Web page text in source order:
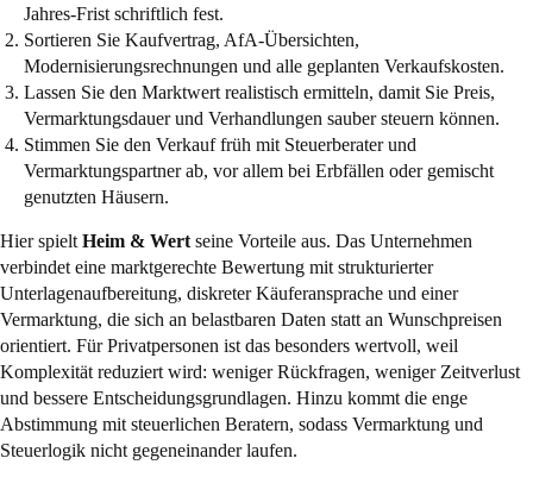
Jahres-Frist schriftlich fest.
Sortieren Sie Kaufvertrag, AfA-Übersichten,
Modernisierungsrechnungen und alle geplanten Verkaufskosten.
Lassen Sie den Marktwert realistisch ermitteln, damit Sie Preis,
Vermarktungsdauer und Verhandlungen sauber steuern können.
Stimmen Sie den Verkauf früh mit Steuerberater und
Vermarktungspartner ab, vor allem bei Erbfällen oder gemischt
genutzten Häusern.
Hier spielt Heim & Wert seine Vorteile aus. Das Unternehmen
verbindet eine marktgerechte Bewertung mit strukturierter
Unterlagenaufbereitung, diskreter Käuferansprache und einer
Vermarktung, die sich an belastbaren Daten statt an Wunschpreisen
orientiert. Für Privatpersonen ist das besonders wertvoll, weil
Komplexität reduziert wird: weniger Rückfragen, weniger Zeitverlust
und bessere Entscheidungsgrundlagen. Hinzu kommt die enge
Abstimmung mit steuerlichen Beratern, sodass Vermarktung und
Steuerlogik nicht gegeneinander laufen.